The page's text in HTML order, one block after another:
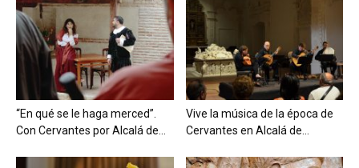
“En qué se le haga merced”.
Con Cervantes por Alcalá de...
Vive la música de la época de
Cervantes en Alcalá de...